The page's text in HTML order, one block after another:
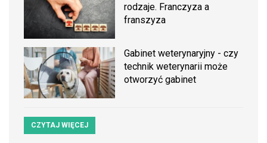
rodzaje. Franczyza a
franszyza
Gabinet weterynaryjny - czy
technik weterynarii może
otworzyć gabinet
CZYTAJ WIĘCEJ